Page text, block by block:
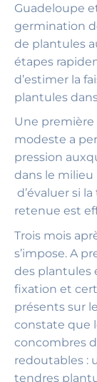
Guadeloupe
germination
de plantules
étapes
d’estimer la
plantules
Une première
modeste a
pression
dans le milieu
d’évaluer si
retenue est
Trois mois
s’impose. A
des plantules
fixation et
présents sur
constate que
concombres
redoutables :
tendres